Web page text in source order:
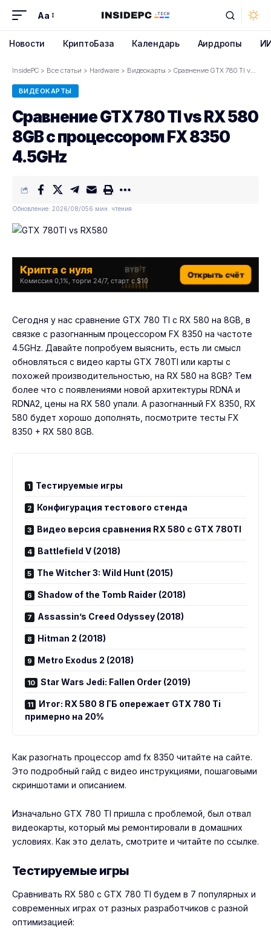
Font
Aa
Новости КриптоБаза Календарь Аирдропы
InsidePC > Все статьи > Hardware > Видеокарты > Сравнение GTX 780 TI vs RX 580 8GB с процессором FX 8350 4.5GHz
ВИДЕОКАРТЫ
Сравнение GTX 780 TI vs RX 580
8GB с процессором FX 8350
4.5GHz
Обновление: 2026/08/056 мин. чтения
Крипта с нуля
Комиссия 0,1%, торги 24/7, старт с $10
Открыть счёт
Сегодня у нас сравнение GTX 780 TI с RX 580 на 8GB, в
связке с разогнанным процессором FX 8350 на частоте
4.5GHz. Давайте попробуем выяснить, есть ли смысл
обновляться с видео карты GTX 780TI или карты с
похожей производительностью, на RX 580 на 8GB? Тем
более что с появлениями новой архитектуры RDNA и
RDNA2, цены на RX 580 упали. А разогнанный FX 8350, RX
580 будет хорошо дополнять, посмотрите тесты FX
8350 + RX 580 8GB.
Тестируемые игры
Конфигурация тестового стенда
Видео версия сравнения RX 580 с GTX 780TI
Battlefield V (2018)
The Witcher 3: Wild Hunt (2015)
Shadow of the Tomb Raider (2018)
Assassin’s Creed Odyssey (2018)
Hitman 2 (2018)
Metro Exodus 2 (2018)
Star Wars Jedi: Fallen Order (2019)
Итог: RX 580 8 ГБ опережает GTX 780 Ti
примерно на 20%
Как разогнать процессор amd fx 8350 читайте на сайте.
Это подробный гайд с видео инструкциями, пошаговыми
скриншотами и описанием.
Изначально GTX 780 TI пришла с проблемой, был отвал
видеокарты , который мы ремонтировали в домашних
условиях. Как это делать, смотрите и читайте по ссылке.
Тестируемые игры
Сравнивать RX 580 с GTX 780 TI будем в 7 популярных и
современных играх от разных разработчиков с разной
оптимизацией: